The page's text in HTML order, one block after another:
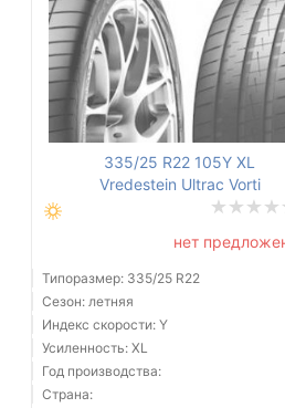
335/25 R22 105Y XL
Vredestein Ultrac Vorti
нет
Типоразмер: 335/25 R22
Сезон: летняя
Индекс скорости: Y
Усиленность: XL
Год производства:
Страна: